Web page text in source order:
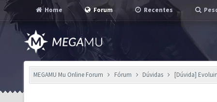
Home Forum Recentes
MEGAMU Mu Online Forum Fórum Dúvidas [Dúvida]